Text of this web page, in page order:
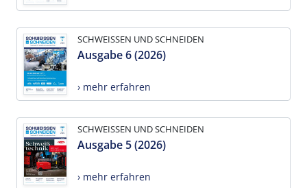
SCHWEISSEN UND SCHNEIDEN
Ausgabe 6 (2026)
› mehr erfahren
SCHWEISSEN UND SCHNEIDEN
Ausgabe 5 (2026)
› mehr erfahren